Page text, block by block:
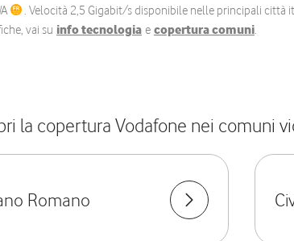
. Velocità 2,5 Gigabit/s disponibile nelle principali città
vai su info tecnologia e copertura comuni.
la copertura Vodafone nei comuni
Romano